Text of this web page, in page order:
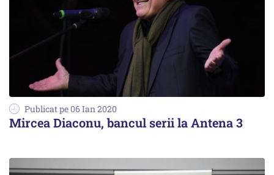
Publicat pe 06 Ian 2020
Mircea Diaconu, bancul serii la Antena 3